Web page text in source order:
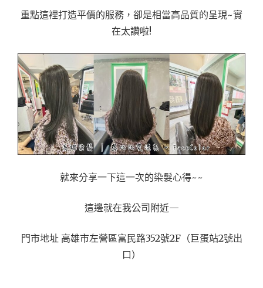
重點這裡打造平價的服務，卻是相當高品質的呈現~實
在太讚啦!
就來分享一下這一次的染髮心得~~
這邊就在我公司附近—
門市地址 高雄市左營區富民路352號2F（巨蛋站2號出
口）